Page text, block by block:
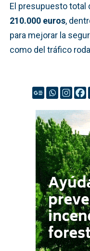
El presupuesto total
210.000 euros,
para mejorar la
como del tráfico